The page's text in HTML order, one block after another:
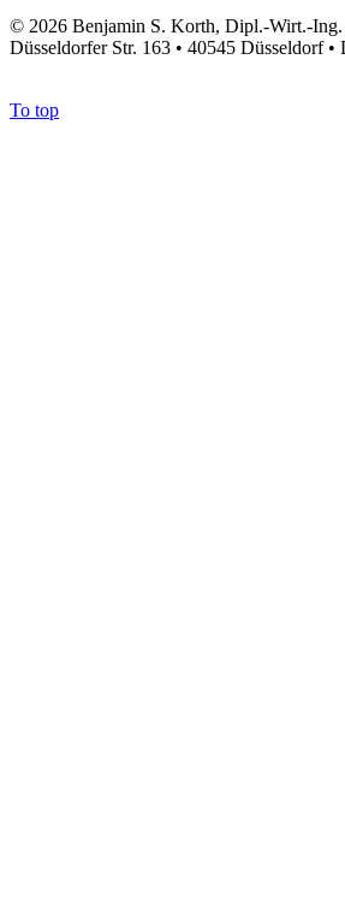
© 2026 Benjamin S. Korth, Dipl.-Wirt.-Ing.
Düsseldorfer Str. 163 • 40545 Düsseldorf •
To top